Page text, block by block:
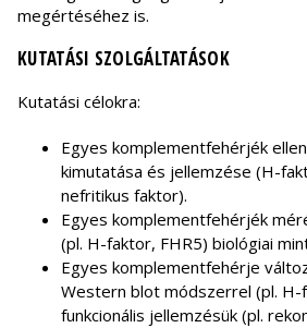
megértéséhez is.
KUTATÁSI SZOLGÁLTATÁSOK
Kutatási célokra:
Egyes komplementfehérjék
kimutatása és jellemzése (H-
nefritikus faktor).
Egyes komplementfehérjék
(pl. H-faktor, FHR5) biológiai
Egyes komplementfehérje
Western blot módszerrel (pl. H-
funkcionális jellemzésük (pl.